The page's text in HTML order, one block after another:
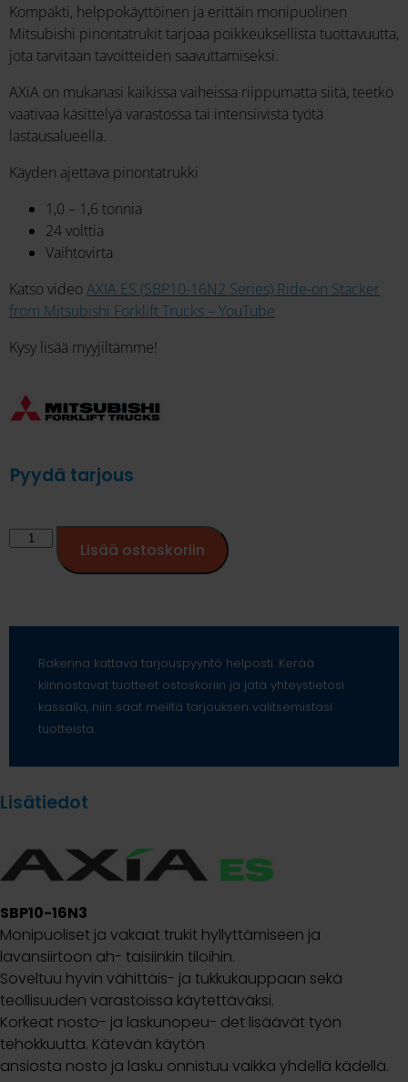
Kompakti, helppokäyttöinen ja erittäin monipuolinen
Mitsubishi pinontatrukit tarjoaa poikkeuksellista tuottavuutta,
jota tarvitaan tavoitteiden saavuttamiseksi.
AXiA on mukanasi kaikissa vaiheissa riippumatta siitä, teetkö
vaativaa käsittelyä varastossa tai intensiivistä työtä
lastausalueella.
Käyden ajettava pinontatrukki
1,0 – 1,6 tonnia
24 volttia
Vaihtovirta
Katso videoAXIA ES (SBP10-16N2 Series) Ride-on Stacker
from Mitsubishi Forklift Trucks – YouTube
Kysy lisää myyjiltämme!
Pyydä tarjous
Lisää ostoskoriin
Rakenna kattava tarjouspyyntö helposti. Kerää
kiinnostavat tuotteet ostoskoriin ja jätä yhteystietosi
kassalla, niin saat meiltä tarjouksen valitsemistasi
tuotteista.
Lisätiedot
SBP10-16N3
Monipuoliset ja vakaat trukit hyllyttämiseen ja
lavansiirtoon ah- taisiinkin tiloihin.
Soveltuu hyvin vähittäis- ja tukkukauppaan sekä
teollisuuden varastoissa käytettäväksi.
Korkeat nosto- ja laskunopeu- det lisäävät työn
tehokkuutta. Kätevän käytön
ansiosta nosto ja lasku onnistuu vaikka yhdellä kädellä.